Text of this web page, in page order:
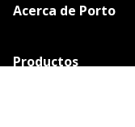
Acerca de Porto
Productos